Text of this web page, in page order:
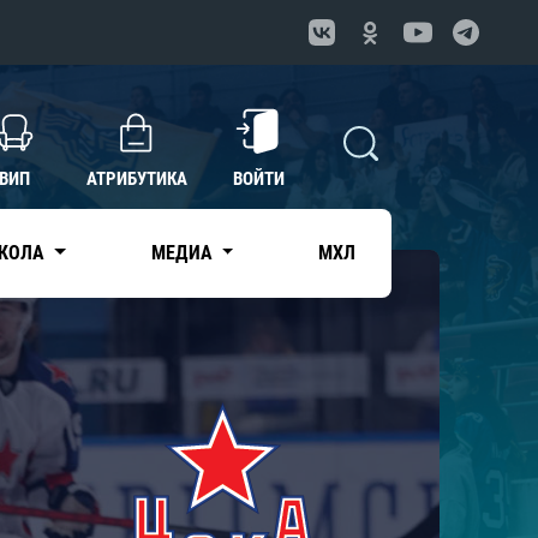
ВИП АТРИБУТИКА ВОЙТИ
МЕДИА МХЛ